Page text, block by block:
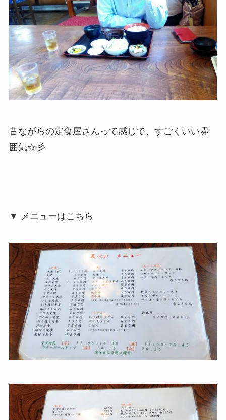
昔ながらの定食屋さんって感じで、すごくいい雰
囲気☆彡
▼ メニューはこちら